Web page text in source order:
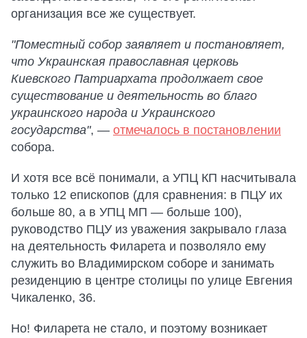
организация все же существует.
"Поместный собор заявляет и постановляет,
что Украинская православная церковь
Киевского Патриархата продолжает свое
существование и деятельность во благо
украинского народа и Украинского
государства", — отмечалось в постановлении
собора.
И хотя все всё понимали, а УПЦ КП насчитывала
только 12 епископов (для сравнения: в ПЦУ их
больше 80, а в УПЦ МП — больше 100),
руководство ПЦУ из уважения закрывало глаза
на деятельность Филарета и позволяло ему
служить во Владимирском соборе и занимать
резиденцию в центре столицы по улице Евгения
Чикаленко, 36.
Но! Филарета не стало, и поэтому возникает